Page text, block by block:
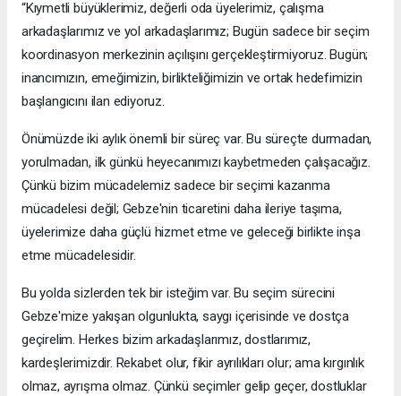
“Kıymetli büyüklerimiz, değerli oda üyelerimiz, çalışma
arkadaşlarımız ve yol arkadaşlarımız; Bugün sadece bir seçim
koordinasyon merkezinin açılışını gerçekleştirmiyoruz. Bugün;
inancımızın, emeğimizin, birlikteliğimizin ve ortak hedefimizin
başlangıcını ilan ediyoruz.
Önümüzde iki aylık önemli bir süreç var. Bu süreçte durmadan,
yorulmadan, ilk günkü heyecanımızı kaybetmeden çalışacağız.
Çünkü bizim mücadelemiz sadece bir seçimi kazanma
mücadelesi değil; Gebze'nin ticaretini daha ileriye taşıma,
üyelerimize daha güçlü hizmet etme ve geleceği birlikte inşa
etme mücadelesidir.
Bu yolda sizlerden tek bir isteğim var. Bu seçim sürecini
Gebze'mize yakışan olgunlukta, saygı içerisinde ve dostça
geçirelim. Herkes bizim arkadaşlarımız, dostlarımız,
kardeşlerimizdir. Rekabet olur, fikir ayrılıkları olur; ama kırgınlık
olmaz, ayrışma olmaz. Çünkü seçimler gelip geçer, dostluklar